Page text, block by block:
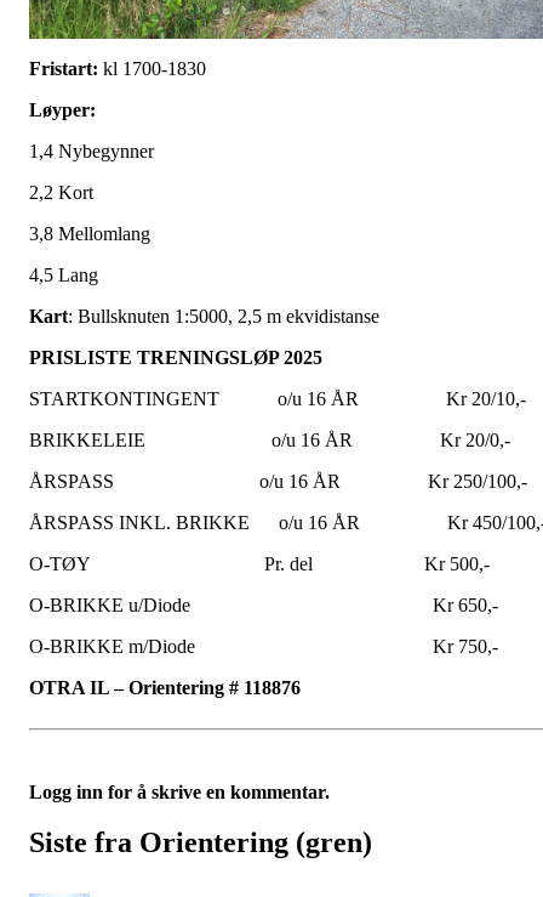
Fristart: kl 1700-1830
Løyper:
1,4 Nybegynner
2,2 Kort
3,8 Mellomlang
4,5 Lang
Kart: Bullsknuten 1:5000, 2,5 m ekvidistanse
PRISLISTE TRENINGSLØP 2025
STARTKONTINGENT o/u 16 ÅR Kr 20/10,-
BRIKKELEIE o/u 16 ÅR Kr 20/0,-
ÅRSPASS o/u 16 ÅR Kr 250/100,-
ÅRSPASS INKL. BRIKKE o/u 16 ÅR Kr 450/
O-TØY Pr. del Kr 500,-
O-BRIKKE u/Diode Kr 650,-
O-BRIKKE m/Diode Kr 750,-
OTRA IL – Orientering # 118876
Logg inn for å skrive en kommentar.
Siste fra Orientering (gren)